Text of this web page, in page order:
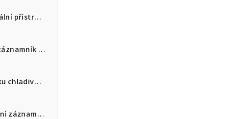
testo 110 Food - Univerzální přístroj pro měření teploty s připojením k aplikaci
testo 174 T - Miniaturní záznamník teploty s USB-C a softwarem pro PC
testo 514 - Detektor úniku chladiva s ohebnou sondou
testo 174 H BT - Miniaturní záznamník pro měření teploty a vlhkosti s Bluetooth a připojením k aplikaci